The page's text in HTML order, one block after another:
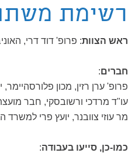
רשימת
ראש הצוות: פרופ' דוד דרי,
חברים:
פרופ' ערן רזין, מכון פלורסהיימר,
עו"ד מרדכי ורשובסקי, חבר
מר עוזי צוובנר, יועץ פרי למשרד
כמו-כן, סייעו בעבודה: